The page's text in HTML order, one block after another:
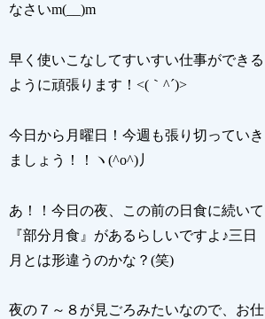
なさいm(__)m
早く使いこなしてすいすい仕事ができる
ように頑張ります！<(｀^´)>
今日から月曜日！今週も張り切っていき
ましょう！！ヽ(^o^)丿
あ！！今日の夜、この前の日食に続いて
『部分月食』があるらしいですよ♪三日
月とは形違うのかな？(笑)
夜の７～８が見ごろみたいなので、お仕